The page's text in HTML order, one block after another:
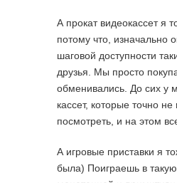
А прокат видеокассет я
потому что, изначально
шаговой доступности
друзья. Мы просто
обменивались. До сих у
кассет, которые точно
посмотреть, и на этом
А игровые приставки я
была) Поиграешь в